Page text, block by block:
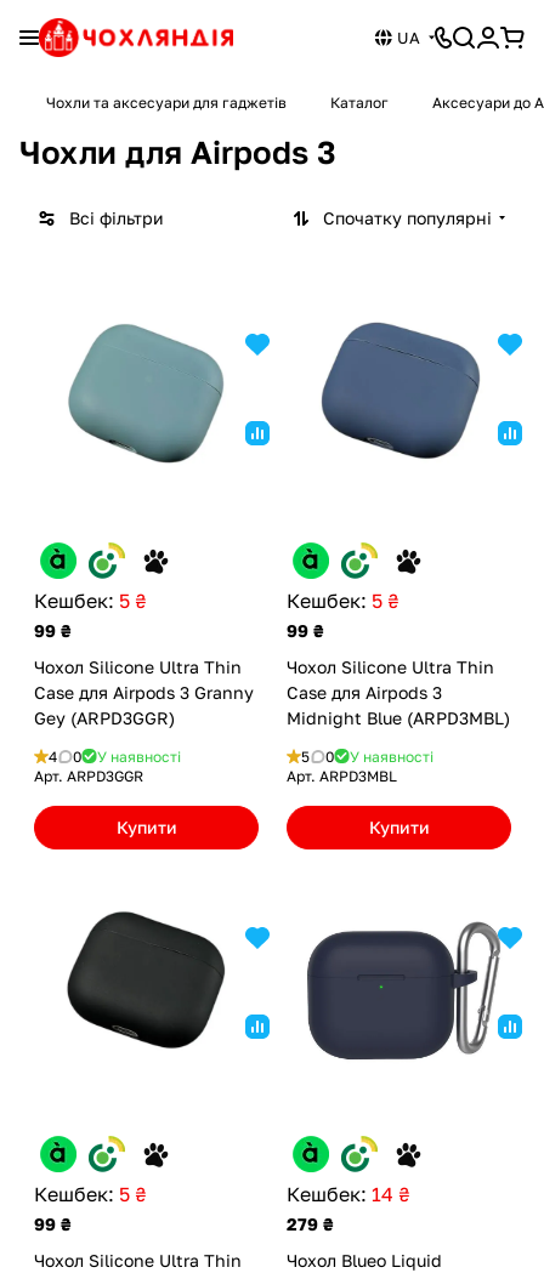
UA
Чохли та аксесуари для гаджетів Каталог Аксесуари до
Чохли для Airpods 3
Всі фільтри Спочатку популярні
Кешбек: 5 ₴
99 ₴
Чохол Silicone Ultra Thin
Case для Airpods 3 Granny
Gey (ARPD3GGR)
4 0
У наявності
Арт. ARPD3GGR
Купити
Кешбек: 5 ₴
99 ₴
Чохол Silicone Ultra Thin
Case для Airpods 3
Midnight Blue (ARPD3MBL)
5 0
У наявності
Арт. ARPD3MBL
Купити
Кешбек: 5 ₴
99 ₴
Чохол Silicone Ultra Thin
Кешбек: 14 ₴
279 ₴
Чохол Blueo Liquid